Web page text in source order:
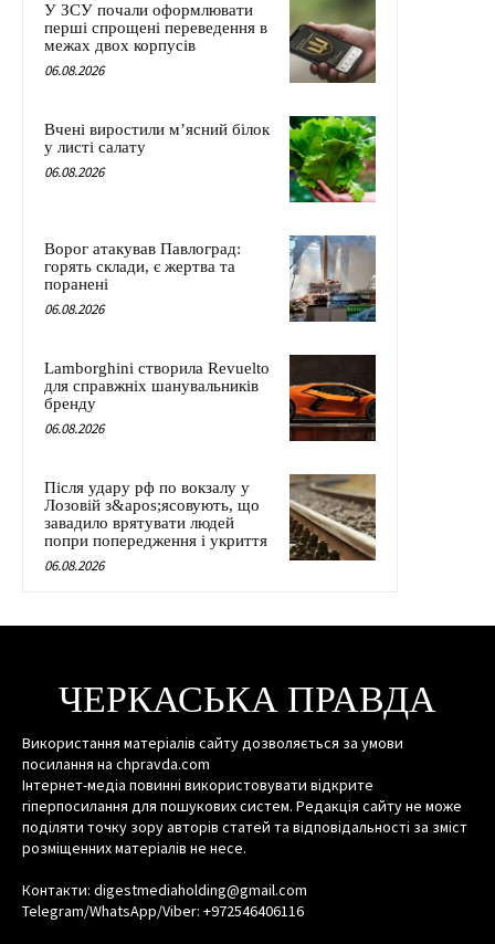
У ЗСУ почали оформлювати
перші спрощені переведення в
межах двох корпусів
06.08.2026
Вчені виростили м’ясний білок
у листі салату
06.08.2026
Ворог атакував Павлоград:
горять склади, є жертва та
поранені
06.08.2026
Lamborghini створила Revuelto
для справжніх шанувальників
бренду
06.08.2026
Після удару рф по вокзалу у
Лозовій з&apos;ясовують, що
завадило врятувати людей
попри попередження і укриття
06.08.2026
ЧЕРКАСЬКА ПРАВДА
Використання матеріалів сайту дозволяється за умови
посилання на chpravda.com
Інтернет-медіа повинні використовувати відкрите
гіперпосилання для пошукових систем. Редакція сайту не може
поділяти точку зору авторів статей та відповідальності за зміст
розміщенних матеріалів не несе.
Контакти: digestmediaholding@gmail.com
Telegram/WhatsApp/Viber: +972546406116